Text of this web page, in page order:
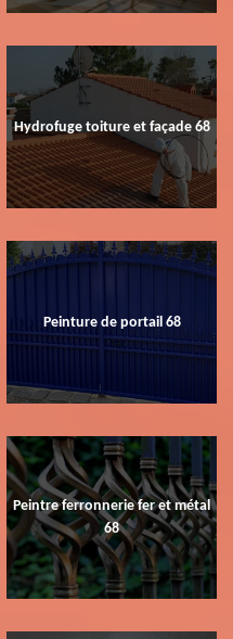
Hydrofuge toiture et façade 68
Peinture de portail 68
Peintre ferronnerie fer et métal
68